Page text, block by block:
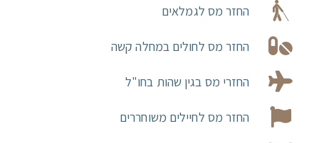
החזר מס לגמלאים
החזר מס לחולים במחלה קשה
החזרי מס בגין שהות בחו"ל
החזר מס לחיילים משוחררים